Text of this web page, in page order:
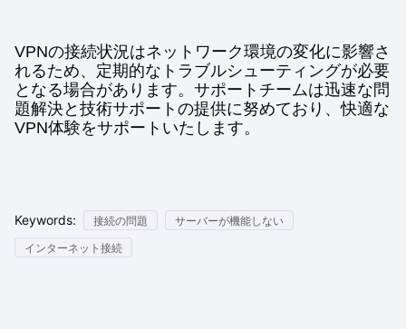
VPNの接続状況はネットワーク環境の変化に影響さ
れるため、定期的なトラブルシューティングが必要
となる場合があります。サポートチームは迅速な問
題解決と技術サポートの提供に努めており、快適な
VPN体験をサポートいたします。
Keywords: 接続の問題
サーバーが機能しない
インターネット接続